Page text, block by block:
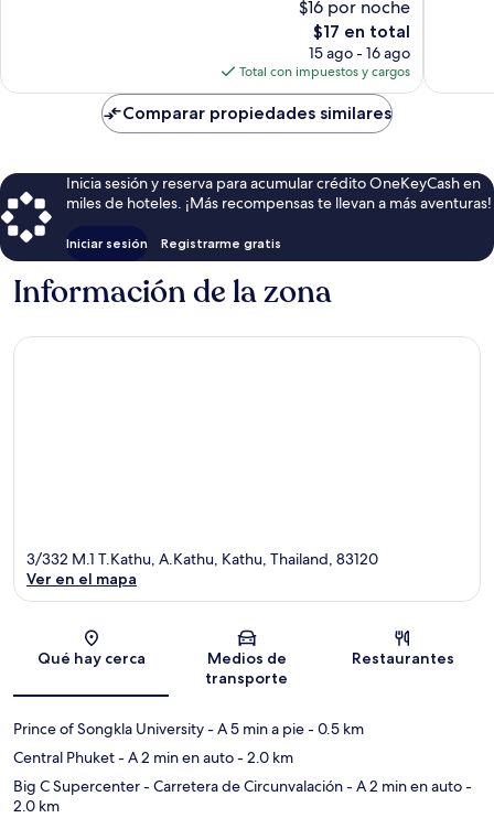
$16 por noche
El
precio
actual
es
de
$17
$17 en total
15 ago - 16 ago
Total con impuestos y cargos
Comparar propiedades similares
Inicia sesión y reserva para acumular crédito OneKeyCash en
miles de hoteles. ¡Más recompensas te llevan a más aventuras!
Iniciar sesión Registrarme gratis
Información de la zona
Sección del mapa
3/332 M.1 T.Kathu, A.Kathu, Kathu, Thailand, 83120
Ver en el mapa
Qué hay cerca
Medios de
transporte
Restaurantes
Prince of Songkla University- A 5 min a pie- 0.5 km
Central Phuket- A 2 min en auto- 2.0 km
Big C Supercenter - Carretera de Circunvalación- A 2 min en auto-
2.0 km